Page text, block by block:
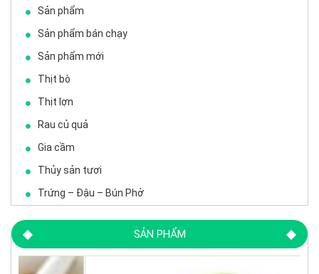
Sản phẩm
Sản phẩm bán chạy
Sản phẩm mới
Thịt bò
Thịt lợn
Rau củ quả
Gia cầm
Thủy sản tươi
Trứng – Đậu – Bún Phở
SẢN PHẨM